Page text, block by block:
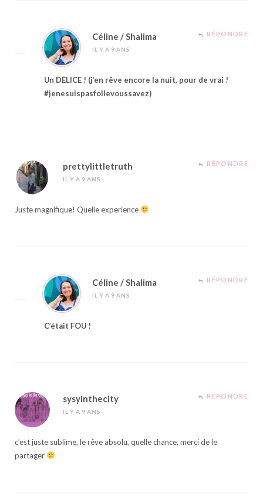
Céline / Shalima
IL Y A 9 ANS
RÉPONDRE
Un DÉLICE ! (j’en rêve encore la nuit, pour de vrai !
#jenesuispasfollevoussavez)
prettylittletruth
IL Y A 9 ANS
RÉPONDRE
Juste magnifique! Quelle experience
Céline / Shalima
IL Y A 9 ANS
RÉPONDRE
C’était FOU !
sysyinthecity
IL Y A 9 ANS
RÉPONDRE
c’est juste sublime, le rêve absolu, quelle chance, merci de le
partager